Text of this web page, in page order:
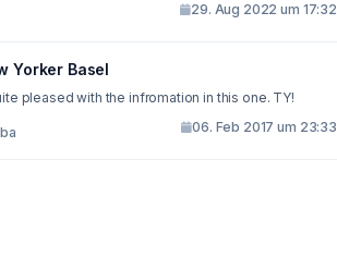
29. Aug 2022 um 17:32
Yorker Basel
pleased with the infromation in this one. TY!
06. Feb 2017 um 23:33